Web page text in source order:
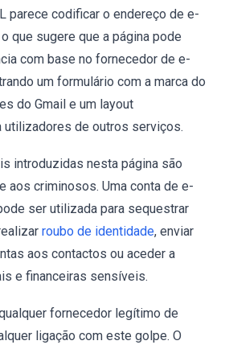
parece codificar o endereço de e-
que sugere que a página pode
com base no fornecedor de e-
um formulário com a marca do
do Gmail e um layout
utilizadores de outros serviços.
introduzidas nesta página são
aos criminosos. Uma conta de e-
ser utilizada para sequestrar
roubo de identidade, enviar
aos contactos ou aceder a
e financeiras sensíveis.
fornecedor legítimo de
ligação com este golpe. O